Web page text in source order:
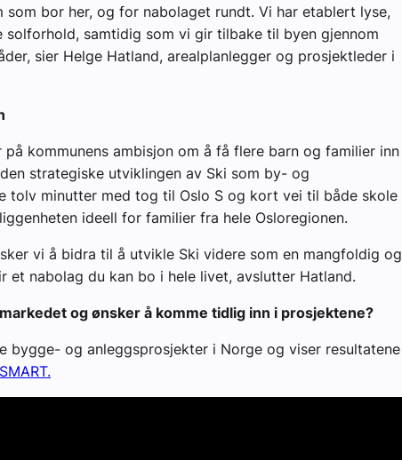
som bor her, og for nabolaget rundt. Vi har etablert lyse,
samtidig som vi gir tilbake til byen gjennom
sier Helge Hatland, arealplanlegger og prosjektleder i
kommunens ambisjon om å få flere barn og familier inn
strategiske utviklingen av Ski som by- og
tolv minutter med tog til Oslo S og kort vei til både skole
ideell for familier fra hele Osloregionen.
vi å bidra til å utvikle Ski videre som en mangfoldig og
nabolag du kan bo i hele livet, avslutter Hatland.
og ønsker å komme tidlig inn i prosjektene?
bygge- og anleggsprosjekter i Norge og viser resultatene